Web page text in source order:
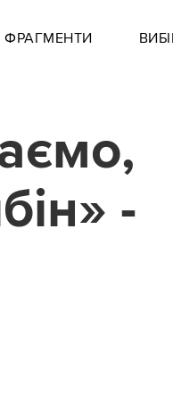
ФРАГМЕНТИ
-